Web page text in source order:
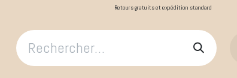
Retours gratuits et expédition standard